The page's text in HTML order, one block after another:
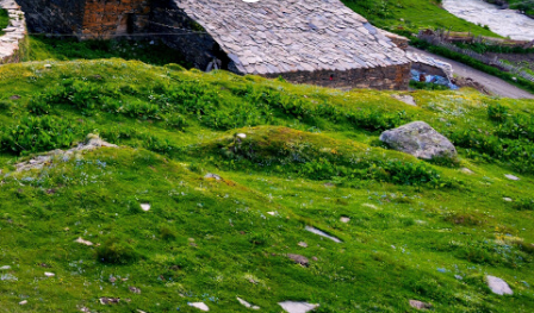
Zypern
Beratung+49 (0) 431 5446-0 Reisefinder öffnen
Beratung+49 (0) 431 5446-0 Reisefinder öffnen
Beratung+49 (0) 431 5446-0 Reisefinder öffnen